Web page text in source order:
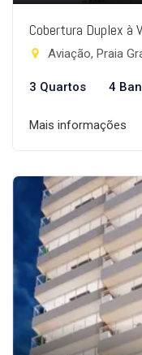
Cobertura Duplex à
Aviação, Praia
3 Quartos 4
Mais informações